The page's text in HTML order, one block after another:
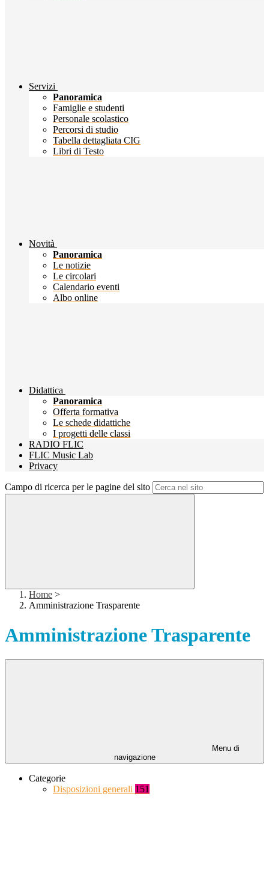
Servizi
Panoramica
Famiglie e studenti
Personale scolastico
Percorsi di studio
Tabella dettagliata CIG
Libri di Testo
Novità
Panoramica
Le notizie
Le circolari
Calendario eventi
Albo online
Didattica
Panoramica
Offerta formativa
Le schede didattiche
I progetti delle classi
RADIO FLIC
FLIC Music Lab
Privacy
Campo di ricerca per le pagine del sito
Home >
Amministrazione Trasparente
Amministrazione Trasparente
Menu di
navigazione
Categorie
Disposizioni generali 151